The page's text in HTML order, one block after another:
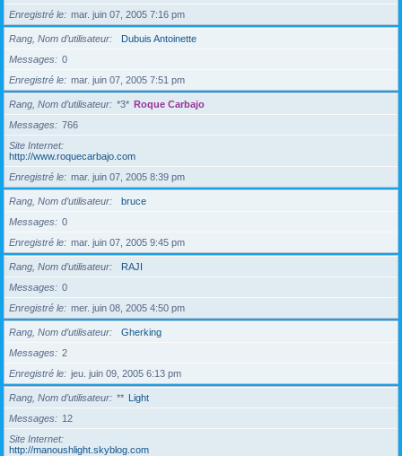
Enregistré le
mar. juin 07, 2005 7:16 pm
Rang, Nom d’utilisateur
Dubuis Antoinette
Messages
0
Enregistré le
mar. juin 07, 2005 7:51 pm
Rang, Nom d’utilisateur *3* Roque Carbajo
Messages
766
Site Internet
http://www.roquecarbajo.com
Enregistré le
mar. juin 07, 2005 8:39 pm
Rang, Nom d’utilisateur
bruce
Messages
0
Enregistré le
mar. juin 07, 2005 9:45 pm
Rang, Nom d’utilisateur
RAJI
Messages
0
Enregistré le
mer. juin 08, 2005 4:50 pm
Rang, Nom d’utilisateur
Gherking
Messages
2
Enregistré le
jeu. juin 09, 2005 6:13 pm
Rang, Nom d’utilisateur ** Light
Messages
12
Site Internet
http://manoushlight.skyblog.com